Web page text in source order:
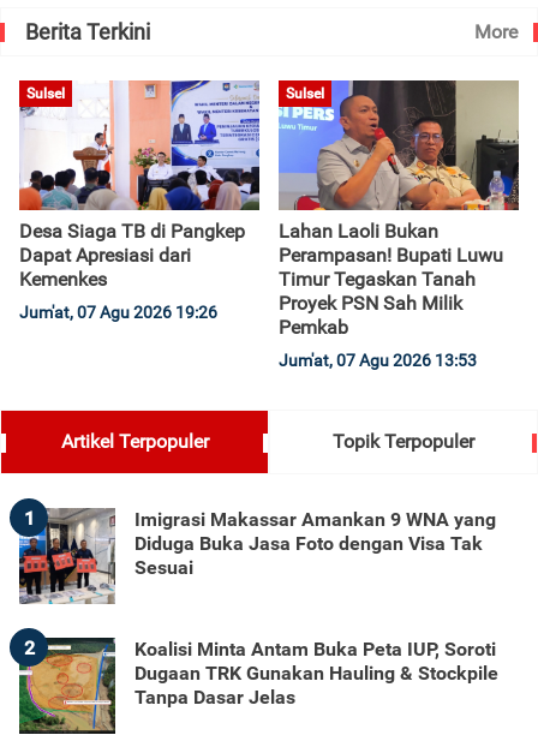
Berita Terkini More
Sulsel
Desa Siaga TB di Pangkep
Dapat Apresiasi dari
Kemenkes
Jum'at, 07 Agu 2026 19:26
Sulsel
Lahan Laoli Bukan
Perampasan! Bupati Luwu
Timur Tegaskan Tanah
Proyek PSN Sah Milik
Pemkab
Jum'at, 07 Agu 2026 13:53
Artikel Terpopuler Topik Terpopuler
1
Imigrasi Makassar Amankan 9 WNA yang
Diduga Buka Jasa Foto dengan Visa Tak
Sesuai
2
Koalisi Minta Antam Buka Peta IUP, Soroti
Dugaan TRK Gunakan Hauling & Stockpile
Tanpa Dasar Jelas